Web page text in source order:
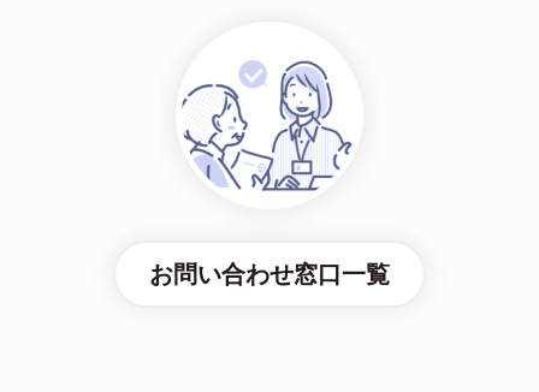
お問い合わせ窓口一覧